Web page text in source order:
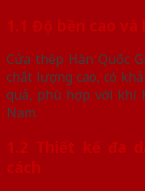
1.1 Độ bền cao
Cửa thép Hàn Quốc
chất lượng cao, có
quả, phù hợp với khí
Nam.
1.2 Thiết kế đa
cách